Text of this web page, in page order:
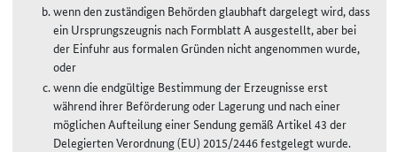
wenn den zuständigen Behörden glaubhaft dargelegt wird, dass
ein Ursprungszeugnis nach Formblatt A ausgestellt, aber bei
der Einfuhr aus formalen Gründen nicht angenommen wurde,
oder
wenn die endgültige Bestimmung der Erzeugnisse erst
während ihrer Beförderung oder Lagerung und nach einer
möglichen Aufteilung einer Sendung gemäß Artikel 43 der
Delegierten Verordnung (EU) 2015/2446 festgelegt wurde.